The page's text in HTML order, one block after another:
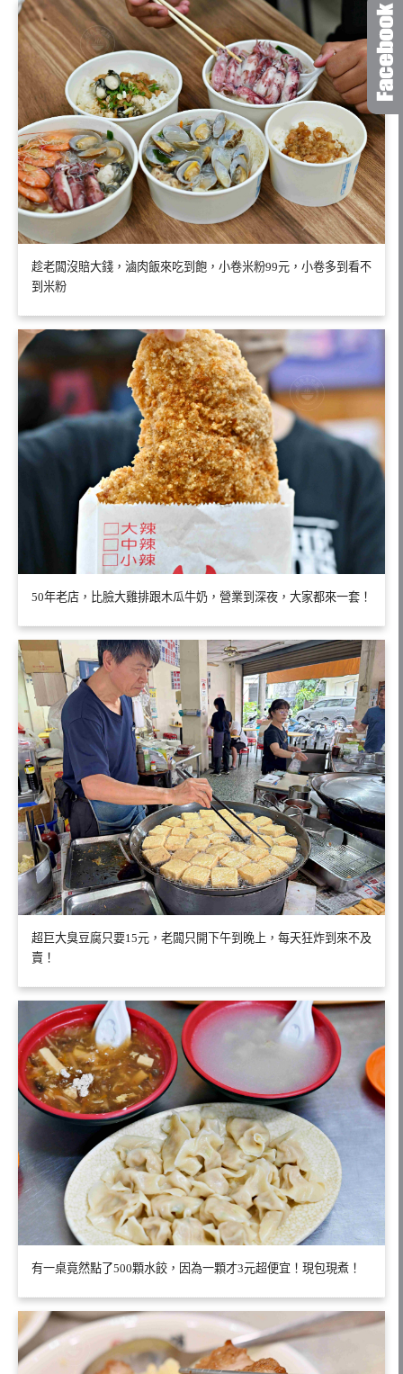
趁老闆沒賠大錢，滷肉飯來吃到飽，小卷米粉99元，小卷多到看不
到米粉
50年老店，比臉大雞排跟木瓜牛奶，營業到深夜，大家都來一套！
超巨大臭豆腐只要15元，老闆只開下午到晚上，每天狂炸到來不及
賣！
有一桌竟然點了500顆水餃，因為一顆才3元超便宜！現包現煮！